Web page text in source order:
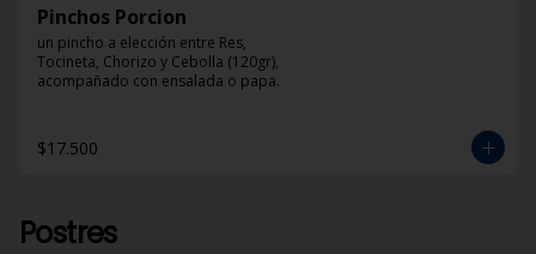
Pinchos Porcion
un pincho a elección entre Res,
Tocineta, Chorizo y Cebolla (120gr),
acompañado con ensalada o papa.
$17.500
Postres